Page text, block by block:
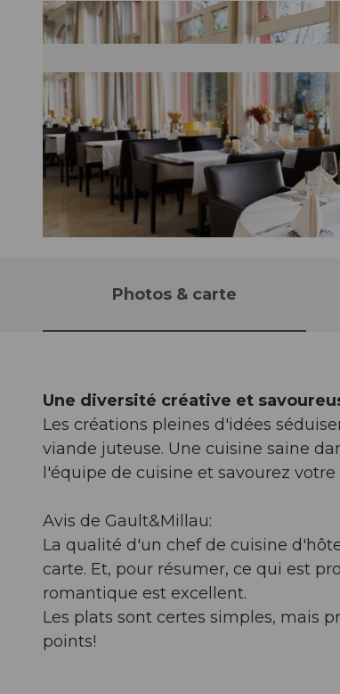
Photos & carte
Une diversité créative et
Les créations pleines d'idées
viande juteuse. Une cuisine saine
l'équipe de cuisine et savourez
Avis de Gault&Millau:
La qualité d'un chef de cuisine
carte. Et, pour résumer, ce qui est
romantique est excellent.
Les plats sont certes simples, mais
points!